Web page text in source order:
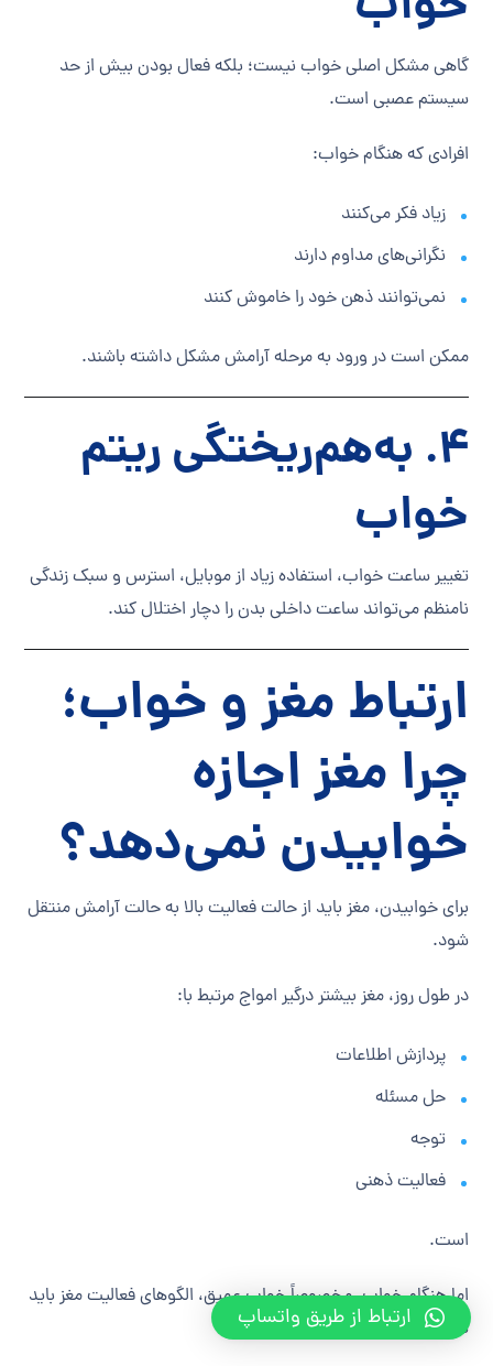
گاهی مشکل اصلی خواب نیست؛ بلکه فعال بودن بیش از حد
سیستم عصبی است.
افرادی که هنگام خواب:
زیاد فکر می‌کنند
نگرانی‌های مداوم دارند
نمی‌توانند ذهن خود را خاموش کنند
ممکن است در ورود به مرحله آرامش مشکل داشته باشند.
۴. به‌هم‌ریختگی ریتم
خواب
تغییر ساعت خواب، استفاده زیاد از موبایل، استرس و سبک زندگی
نامنظم می‌تواند ساعت داخلی بدن را دچار اختلال کند.
ارتباط مغز و خواب؛
چرا مغز اجازه
خوابیدن نمی‌دهد؟
برای خوابیدن، مغز باید از حالت فعالیت بالا به حالت آرامش منتقل
شود.
در طول روز، مغز بیشتر درگیر امواج مرتبط با:
پردازش اطلاعات
حل مسئله
توجه
فعالیت ذهنی
است.
اما هنگام خواب، مخصوصاً خواب عمیق، الگوهای فعالیت مغز باید
تغییر کنند.ارتباط از طریق واتساپ